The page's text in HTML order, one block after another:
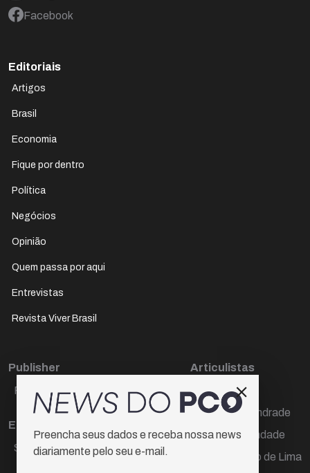
Facebook
Editoriais
Artigos
Brasil
Economia
Fique por dentro
Política
Negócios
Opinião
Quem passa por aqui
Entrevistas
Revista Viver Brasil
Publisher
Paulo Cesar de Oliveira
Editora Chefe
Sueli Cotta
Articulistas
Décio Freire
Dr Marcos Andrade
Hamilton Trindade
Igor Carvalho de Lima
Preencha seus dados e receba nossa news
diariamente pelo seu e-mail.